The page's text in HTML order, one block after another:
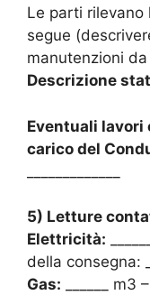
Le parti rilevano
segue
manutenzioni
Descrizione
Eventuali lavori
carico del
5) Letture
Elettricità:
della consegna:
Gas: ______